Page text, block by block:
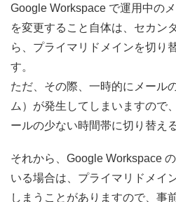
Google Workspace で運用中の
を変更すること自体は、セカン
ら、プライマリドメインを切り
す。
ただ、その際、一時的にメール
ム）が発生してしまいますので
ールの少ない時間帯に切り替え
それから、Google Workspace
いる場合は、プライマリドメイ
しまうことがありますので、事